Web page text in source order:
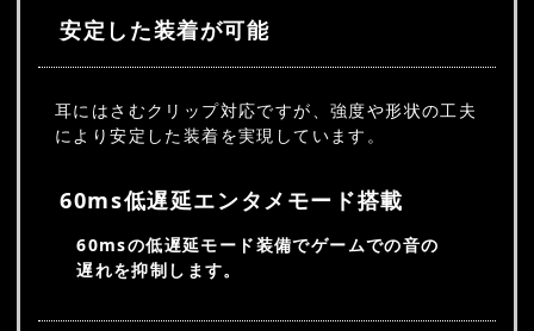
安定した装着が可能
耳にはさむクリップ対応ですが、強度や形状の工夫
により安定した装着を実現しています。
60ms低遅延エンタメモード搭載
60msの低遅延モード装備でゲームでの音の
遅れを抑制します。